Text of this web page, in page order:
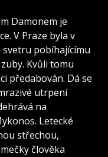
Damonem je
V Praze byla v
svetru pobíhajícímu
Kvůli tomu
předabován. Dá se
utrpení
na
Letecké
střechou,
člověka